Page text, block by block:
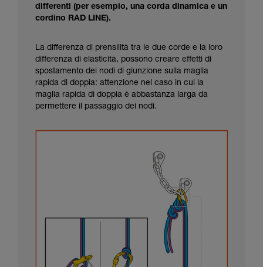
differenti (per esempio, una corda dinamica e un
cordino RAD LINE).
La differenza di prensilità tra le due corde e la loro
differenza di elasticità, possono creare effetti di
spostamento dei nodi di giunzione sulla maglia
rapida di doppia: attenzione nel caso in cui la
maglia rapida di doppia è abbastanza larga da
permettere il passaggio dei nodi.